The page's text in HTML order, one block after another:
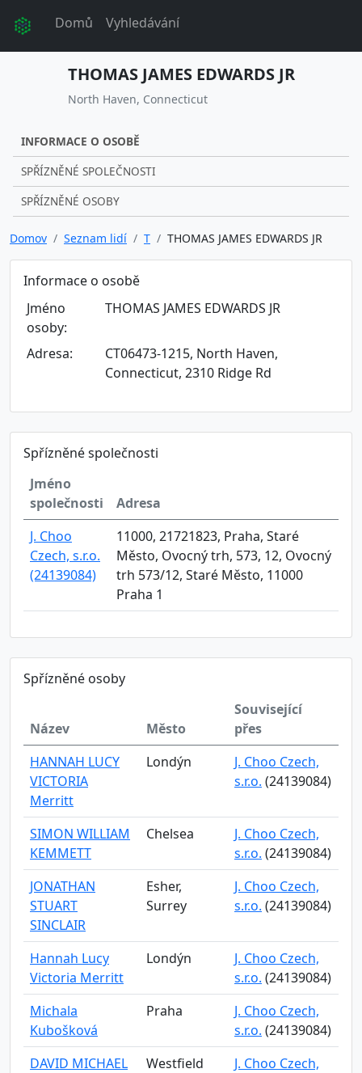
Domů Vyhledávání
THOMAS JAMES EDWARDS JR
North Haven, Connecticut
INFORMACE O OSOBĚ
SPŘÍZNĚNÉ SPOLEČNOSTI
SPŘÍZNĚNÉ OSOBY
Domov Seznam lidí T THOMAS JAMES EDWARDS JR
Informace o osobě
Jméno
osoby:
THOMAS JAMES EDWARDS JR
Adresa:
CT06473-1215, North Haven,
Connecticut, 2310 Ridge Rd
Spřízněné společnosti
Jméno
společnosti
Adresa
J. Choo
Czech, s.r.o.
(24139084)
11000, 21721823, Praha, Staré
Město, Ovocný trh, 573, 12, Ovocný
trh 573/12, Staré Město, 11000
Praha 1
Spřízněné osoby
Název Město
Související
přes
HANNAH LUCY
VICTORIA
Merritt
Londýn
J. Choo Czech,
s.r.o. (24139084)
SIMON WILLIAM
KEMMETT
Chelsea
J. Choo Czech,
s.r.o. (24139084)
JONATHAN
STUART
SINCLAIR
Esher,
Surrey
J. Choo Czech,
s.r.o. (24139084)
Hannah Lucy
Victoria Merritt
Londýn
J. Choo Czech,
s.r.o. (24139084)
Michala
Kubošková
Praha
J. Choo Czech,
s.r.o. (24139084)
DAVID MICHAEL
Westfield
J. Choo Czech,